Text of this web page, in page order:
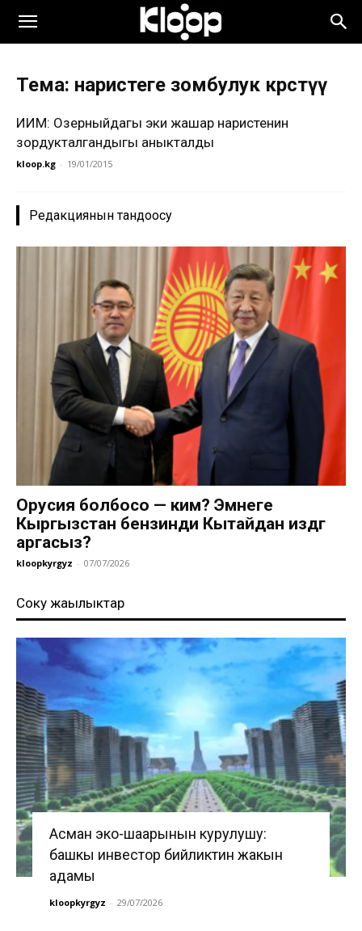
Тема: наристеге зомбулук көрсөтүү
ИИМ: Озерныйдагы эки жашар наристенин
зордукталгандыгы аныкталды
kloop.kg - 19/01/2015
Редакциянын тандоосу
Орусия болбосо — ким? Эмнеге
Кыргызстан бензинди Кытайдан издөөгө
аргасыз?
kloopkyrgyz - 07/07/2026
Соңку жаңылыктар
Асман эко-шаарынын курулушу:
башкы инвестор бийликтин жакын
адамы
kloopkyrgyz - 29/07/2026